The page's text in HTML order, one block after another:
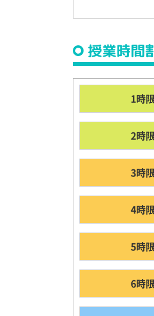
授業時間
1時限
2時限
3時限
4時限
5時限
6時限